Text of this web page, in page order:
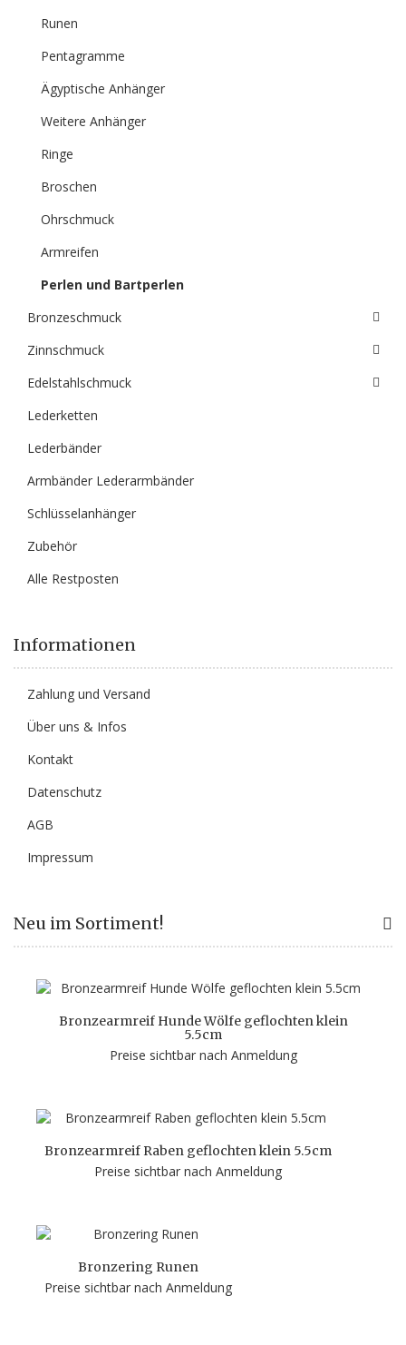
Runen
Pentagramme
Ägyptische Anhänger
Weitere Anhänger
Ringe
Broschen
Ohrschmuck
Armreifen
Perlen und Bartperlen
Bronzeschmuck
Zinnschmuck
Edelstahlschmuck
Lederketten
Lederbänder
Armbänder Lederarmbänder
Schlüsselanhänger
Zubehör
Alle Restposten
Informationen
Zahlung und Versand
Über uns & Infos
Kontakt
Datenschutz
AGB
Impressum
Neu im Sortiment!
Bronzearmreif Hunde Wölfe geflochten klein
5.5cm
Preise sichtbar nach Anmeldung
Bronzearmreif Raben geflochten klein 5.5cm
Preise sichtbar nach Anmeldung
Bronzering Runen
Preise sichtbar nach Anmeldung